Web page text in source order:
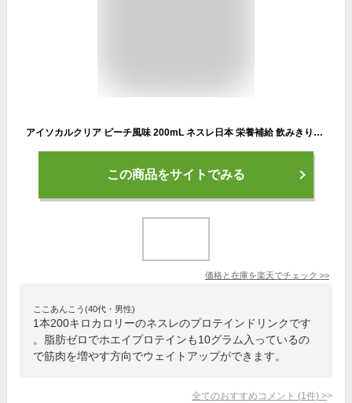
アイソカルクリア ピーチ風味 200mL ネスレ日本 栄養補給 飲みきりサイズ 介護飲料 ドリンク デザート 手軽 人気商品 介護食品 日本製
この商品をサイトでみる
価格と在庫を楽天でチェック >>
ここあんこう(40代・男性)
1本200キロカロリーのネスレのプロテインドリンクです
。脂肪ゼロでホエイプロテインも10グラム入っているの
で筋肉を増やす方向でウェイトアップができます。
全てのおすすめコメント (1 件) >